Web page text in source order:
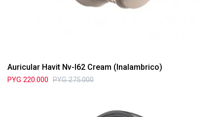
Auricular Havit Nv-I62 Cream (Inalambrico)
PYG 220.000 PYG 275.000